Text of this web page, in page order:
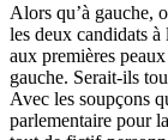
Alors qu’à gauche,
les deux candidats
aux premières
gauche. Serait-ils
Avec les soupçons
parlementaire pour